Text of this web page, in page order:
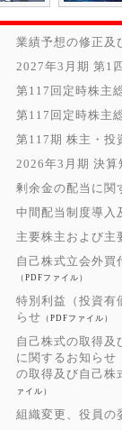
業績予想の修正及
2027年3月期 第1
第117回定時株主
第117回定時株主
第117期 株主・投
2026年3月期 決算
剰余金の配当に関
中間配当制度導入
主要株主および主
自己株式立会外買
（PDFファイル）
特別利益（投資有
らせ （PDFファイル）
自己株式の取得及
に関するお知らせ
の取得及び自己株
ァイル）
組織変更、役員の